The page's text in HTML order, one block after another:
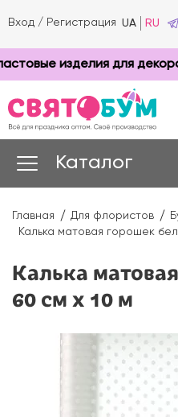
Вход / Регистрация UA RU
изделия для
Каталог
Главная Для флористов
Калька матовая горошек
Калька
60 см х 10 м